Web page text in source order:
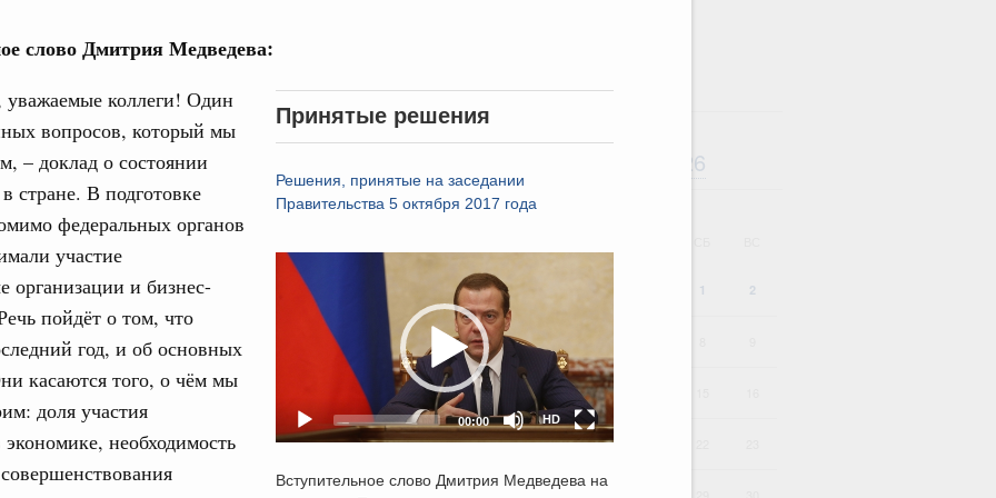
слово Дмитрия Медведева:
Принятые решения
Решения, принятые на заседании
Правительства 5 октября 2017 года
Video
Player
00:00 HD
Вступительное слово Дмитрия Медведева на
коллеги! Один
вопросов, который мы
– доклад о состоянии
стране. В подготовке
федеральных органов
участие
организации и бизнес-
пойдёт о том, что
год, и об основных
касаются того, о чём мы
доля участия
экономике, необходимость
четверг
Правительственной комиссии по
объектов федерального значения
заказчика»
для жизни»
участков, ведущих к спортивным
«Инфраструктура для жизни»
2026
1 2
3 4
10 11 12 13
17 18 19 20